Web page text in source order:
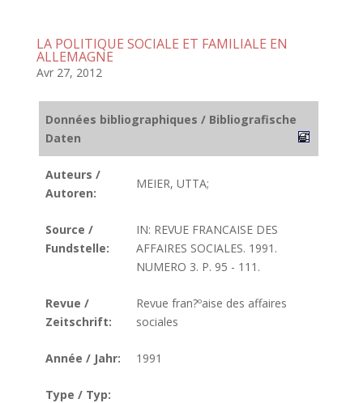
LA POLITIQUE SOCIALE ET FAMILIALE EN
ALLEMAGNE
Avr 27, 2012
Données bibliographiques / Bibliografische
Daten
Auteurs /
Autoren:
MEIER, UTTA;
Source /
Fundstelle:
IN: REVUE FRANCAISE DES
AFFAIRES SOCIALES. 1991.
NUMERO 3. P. 95 - 111.
Revue /
Zeitschrift:
Revue fran?ºaise des affaires
sociales
Année / Jahr: 1991
Type / Typ: